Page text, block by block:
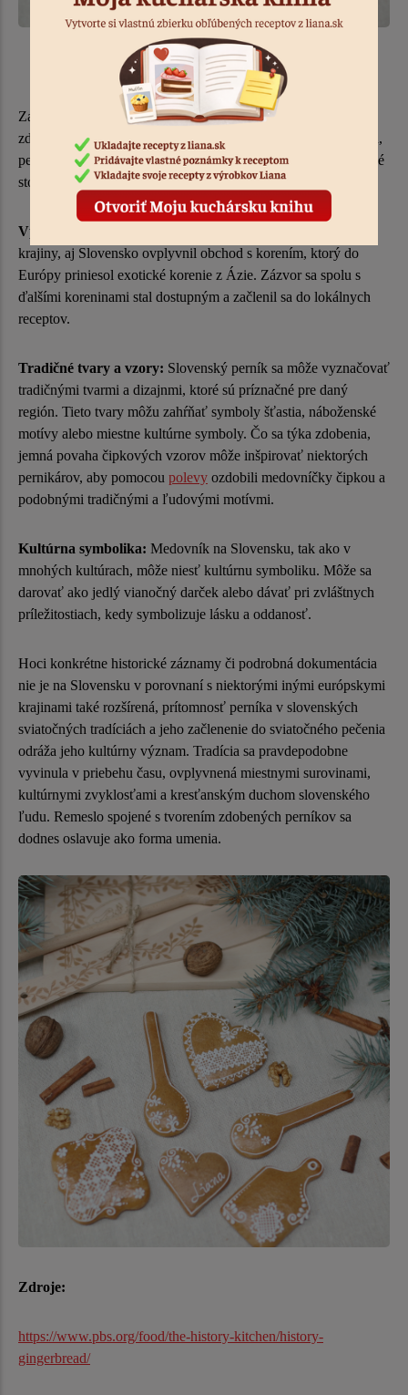
SLOVENSKO
Zatiaľ čo tradícia perníkov na Slovensku nie je tak dobre
zdokumentovaná ako v niektorých iných európskych krajinách,
pernikárstvo je súčasťou slovenského kultúrneho dedičstva dlhé
storočia.
Vplyv obchodovania s korením:
krajiny, aj Slovensko ovplyvnil obchod s korením, ktorý do
Európy priniesol exotické korenie z Ázie. Zázvor sa spolu s
ďalšími koreninami stal dostupným a začlenil sa do lokálnych
receptov.
Tradičné tvary a vzory: Slovenský perník sa môže vyznačovať
tradičnými tvarmi a dizajnmi, ktoré sú príznačné pre daný
región. Tieto tvary môžu zahŕňať symboly šťastia, náboženské
motívy alebo miestne kultúrne symboly. Čo sa týka zdobenia,
jemná povaha čipkových vzorov môže inšpirovať niektorých
pernikárov, aby pomocou polevy ozdobili medovníčky čipkou a
podobnými tradičnými a ľudovými motívmi.
Kultúrna symbolika: Medovník na Slovensku, tak ako v
mnohých kultúrach, môže niesť kultúrnu symboliku. Môže sa
darovať ako jedlý vianočný darček alebo dávať pri zvláštnych
príležitostiach, kedy symbolizuje lásku a oddanosť.
Hoci konkrétne historické záznamy či podrobná dokumentácia
nie je na Slovensku v porovnaní s niektorými inými európskymi
krajinami také rozšírená, prítomnosť perníka v slovenských
sviatočných tradíciách a jeho začlenenie do sviatočného pečenia
odráža jeho kultúrny význam. Tradícia sa pravdepodobne
vyvinula v priebehu času, ovplyvnená miestnymi surovinami,
kultúrnymi zvyklosťami a kresťanským duchom slovenského
ľudu. Remeslo spojené s tvorením zdobených perníkov sa
dodnes oslavuje ako forma umenia.
Zdroje:
https://www.pbs.org/food/the-history-kitchen/history-
gingerbread/